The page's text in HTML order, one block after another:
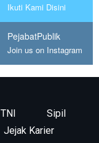
Ikuti Kami Disini
PejabatPublik
Join us on Instagram
TNI
Sipil
Jejak Karier